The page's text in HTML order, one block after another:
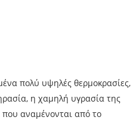
πολύ υψηλές θερμοκρασίες,
η χαμηλή υγρασία της
που αναμένονται από το